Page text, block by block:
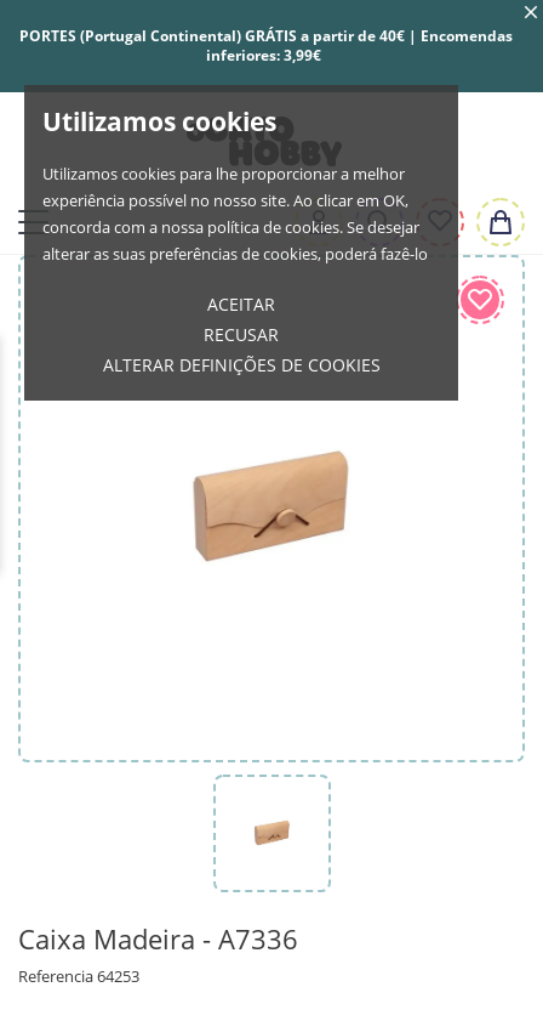
Utilizamos cookies
Utilizamos cookies para lhe proporcionar a melhor
experiência possível no nosso site. Ao clicar em OK,
concorda com a nossa política de cookies. Se desejar
alterar as suas preferências de cookies, poderá fazê-lo
ACEITAR
RECUSAR
ALTERAR DEFINIÇÕES DE COOKIES
PORTES (Portugal Continental) GRÁTIS a partir de 40€ | Encomendas
inferiores: 3,99€
Caixa Madeira - A7336
Referencia64253